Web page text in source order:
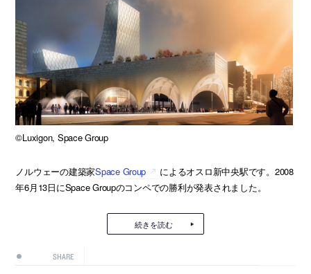
©Luxigon, Space Group
ノルウェーの建築家Space Group
によるオスロ新中央駅です。2008
年6月13日にSpace Groupのコンペでの勝利が発表されました。
続きを読む
SHARE